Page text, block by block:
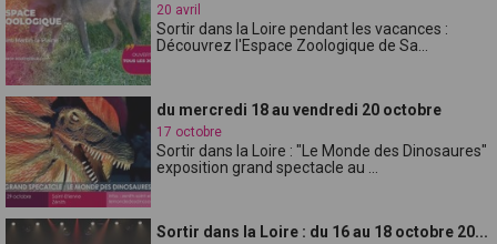
20 avril
Sortir dans la Loire pendant les vacances :
Découvrez l'Espace Zoologique de Sa...
du mercredi 18 au vendredi 20 octobre
17 octobre
Sortir dans la Loire : "Le Monde des Dinosaures"
exposition grand spectacle au ...
Sortir dans la Loire : du 16 au 18 octobre 20...